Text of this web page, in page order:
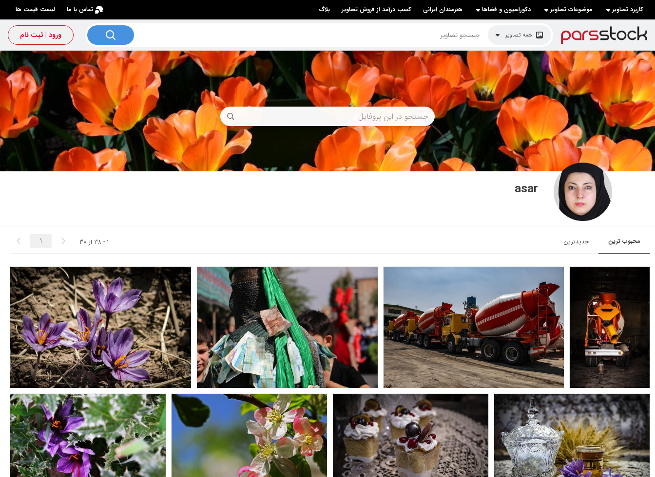
کاربرد تصاویر موضوعات تصاویر دکوراسیون و فضاها هنرمندان ایرانی کسب درآمد از فروش تصاویر بلاگ تماس با ما لیست قیمت ها
همه تصاویر ورود | ثبت نام
asar
محبوب‌‌‌ ترین جدیدترین 1 - 38 از 38
× لیست قیمت ها
کاربرد تصاویر
موضوعات تصاویر
دکوراسیون و فضاها
هنرمندان ایرانی
کسب درآمد از فروش تصاویر
021 28428845
تماس با ما
بلاگ پارس استاک